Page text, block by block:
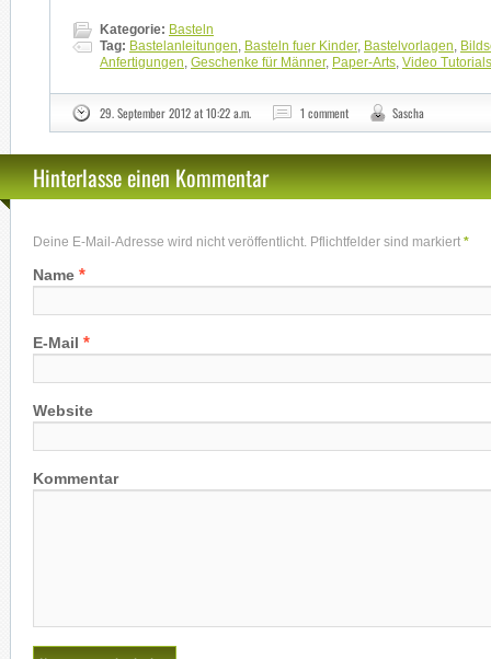
Kategorie: Basteln
Tag: Bastelanleitungen, Basteln fuer Kinder, Bastelvorlagen,
Anfertigungen, Geschenke für Männer, Paper-Arts, Video Tutorials
29. September 2012 at 10:22 a.m. 1 comment Sascha
Hinterlasse einen Kommentar
Deine E-Mail-Adresse wird nicht veröffentlicht. Pflichtfelder sind markiert *
Name *
E-Mail *
Website
Kommentar